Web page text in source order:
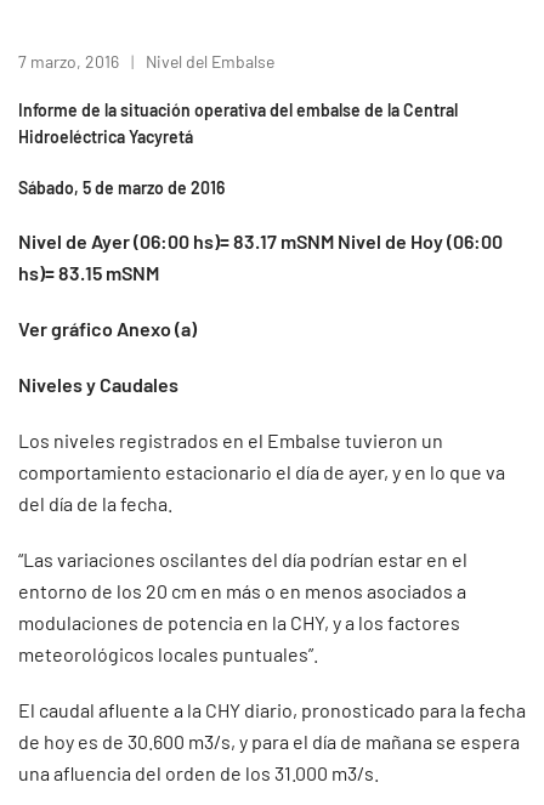
7 marzo, 2016 Nivel del Embalse
Informe de la situación operativa del embalse de la Central
Hidroeléctrica Yacyretá
Sábado, 5 de marzo de 2016
Nivel de Ayer (06:00 hs)= 83.17 mSNM Nivel de Hoy (06:00
hs)= 83.15 mSNM
Ver gráfico Anexo (a)
Niveles y Caudales
Los niveles registrados en el Embalse tuvieron un
comportamiento estacionario el día de ayer, y en lo que va
del día de la fecha.
“Las variaciones oscilantes del día podrían estar en el
entorno de los 20 cm en más o en menos asociados a
modulaciones de potencia en la CHY, y a los factores
meteorológicos locales puntuales”.
El caudal afluente a la CHY diario, pronosticado para la fecha
de hoy es de 30.600 m3/s, y para el día de mañana se espera
una afluencia del orden de los 31.000 m3/s.